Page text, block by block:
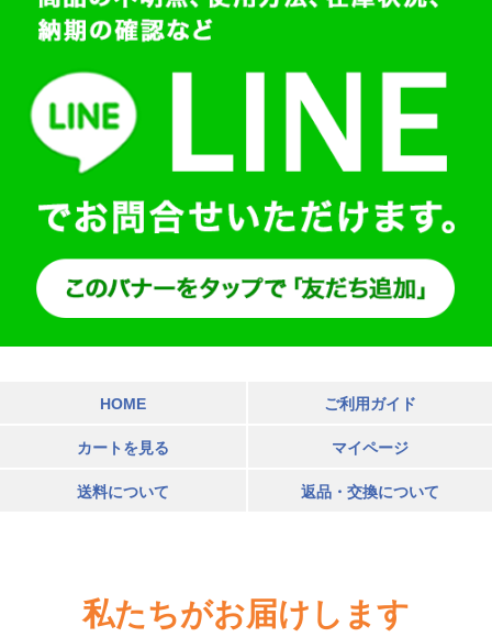
HOME ご利用ガイド
カートを見る マイページ
送料について 返品・交換について
私たちがお届けします